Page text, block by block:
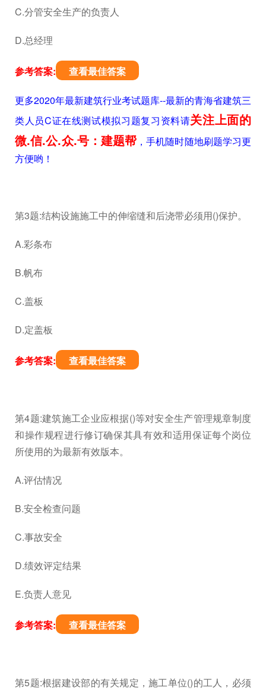
C.分管安全生产的负责人
D.总经理
参考答案: 查看最佳答案
更多2020年最新建筑行业考试题库--最新的青海省建筑三
类人员C证在线测试模拟习题复习资料请关注上面的
微.信.公.众.号：建题帮 ，手机随时随地刷题学习更
方便哟！
第3题:结构设施施工中的伸缩缝和后浇带必须用()保护。
A.彩条布
B.帆布
C.盖板
D.定盖板
参考答案: 查看最佳答案
第4题:建筑施工企业应根据()等对安全生产管理规章制度
和操作规程进行修订确保其具有效和适用保证每个岗位
所使用的为最新有效版本。
A.评估情况
B.安全检查问题
C.事故安全
D.绩效评定结果
E.负责人意见
参考答案: 查看最佳答案
第5题:根据建设部的有关规定，施工单位()的工人，必须